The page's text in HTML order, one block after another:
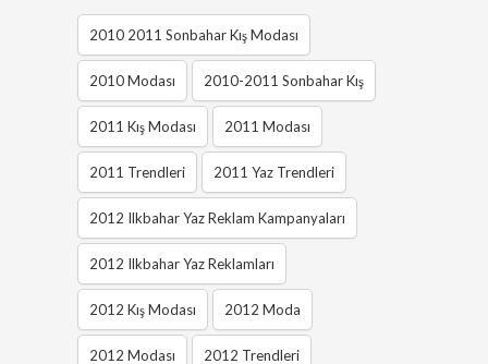
2010 2011 Sonbahar Kış Modası
2010 Modası 2010-2011 Sonbahar Kış
2011 Kış Modası 2011 Modası
2011 Trendleri 2011 Yaz Trendleri
2012 Ilkbahar Yaz Reklam Kampanyaları
2012 Ilkbahar Yaz Reklamları
2012 Kış Modası 2012 Moda
2012 Modası 2012 Trendleri